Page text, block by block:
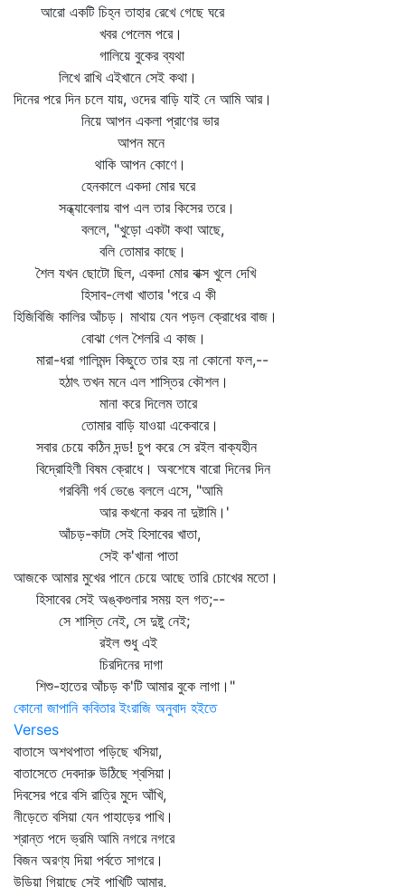
আরো একটি চিহ্ন তাহার রেখে গেছে ঘরে
খবর পেলেম পরে।
গালিয়ে বুকের ব্যথা
লিখে রাখি এইখানে সেই কথা।
দিনের পরে দিন চলে যায়, ওদের বাড়ি যাই নে আমি আর।
নিয়ে আপন একলা প্রাণের ভার
আপন মনে
থাকি আপন কোণে।
হেনকালে একদা মোর ঘরে
সন্ধ্যাবেলায় বাপ এল তার কিসের তরে।
বললে, "খুড়ো একটা কথা আছে,
বলি তোমার কাছে।
শৈল যখন ছোটো ছিল, একদা মোর বাক্স খুলে দেখি
হিসাব-লেখা খাতার 'পরে এ কী
হিজিবিজি কালির আঁচড়। মাথায় যেন পড়ল ক্রোধের বাজ।
বোঝা গেল শৈলরি এ কাজ।
মারা-ধরা গালিমন্দ কিছুতে তার হয় না কোনো ফল,--
হঠাৎ তখন মনে এল শাস্তির কৌশল।
মানা করে দিলেম তারে
তোমার বাড়ি যাওয়া একেবারে।
সবার চেয়ে কঠিন দন্ড! চুপ করে সে রইল বাক্যহীন
বিদ্রোহিণী বিষম ক্রোধে। অবশেষে বারো দিনের দিন
গরবিনী গর্ব ভেঙে বললে এসে, "আমি
আর কখনো করব না দুষ্টামি।'
আঁচড়-কাটা সেই হিসাবের খাতা,
সেই ক'খানা পাতা
আজকে আমার মুখের পানে চেয়ে আছে তারি চোখের মতো।
হিসাবের সেই অঙ্কগুলার সময় হল গত;--
সে শাস্তি নেই, সে দুষ্টু নেই;
রইল শুধু এই
চিরদিনের দাগা
শিশু-হাতের আঁচড় ক'টি আমার বুকে লাগা।"
কোনো জাপানি কবিতার ইংরাজি অনুবাদ হইতে
Verses
বাতাসে অশথপাতা পড়িছে খসিয়া,
বাতাসেতে দেবদারু উঠিছে শ্বসিয়া।
দিবসের পরে বসি রাত্রি মুদে আঁখি,
নীড়েতে বসিয়া যেন পাহাড়ের পাখি।
শ্রান্ত পদে ভ্রমি আমি নগরে নগরে
বিজন অরণ্য দিয়া পর্বতে সাগরে।
উড়িয়া গিয়াছে সেই পাখিটি আমার,